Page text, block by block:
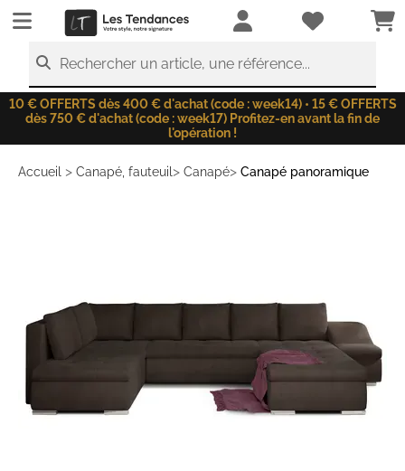
LesTendances.fr
Rechercher un article, une référence...
10 € OFFERTS dès 400 € d'achat (code : week14) • 15 € OFFERTS
dès 750 € d'achat (code : week17) Profitez-en avant la fin de
l'opération !
Accueil > Canapé, fauteuil > Canapé> Canapé panoramique